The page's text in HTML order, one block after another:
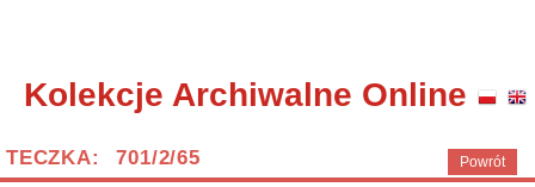
Kolekcje Archiwalne Online
Powrót
TECZKA: 701/2/65